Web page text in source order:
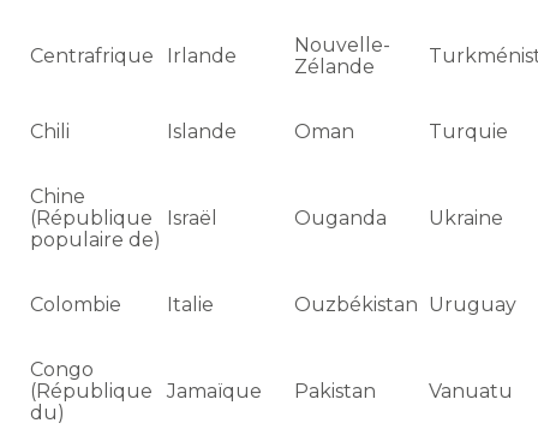
Centrafrique Irlande
Nouvelle-
Zélande
Chili Islande Oman Turquie
Chine
(République
populaire de)
Israël Ouganda Ukraine
Colombie Italie Ouzbékistan Uruguay
Congo
(République
du)
Jamaïque Pakistan Vanuatu